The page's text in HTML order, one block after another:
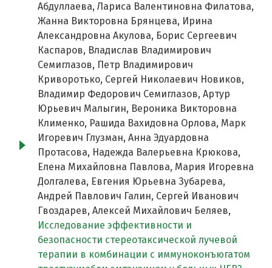
Абдуллаева, Лариса Валентиновна Филатова,
Жанна Викторовна Брянцева, Ирина
Александровна Акулова, Борис Сергеевич
Каспаров, Владислав Владимирович
Семиглазов, Петр Владимирович
Криворотько, Сергей Николаевич Новиков,
Владимир Федорович Семиглазов, Артур
Юрьевич Малыгин, Вероника Викторовна
Клименко, Рашида Вахидовна Орлова, Марк
Игоревич Глузман, Анна Эдуардовна
Протасова, Надежда Валерьевна Крюкова,
Елена Михайловна Павлова, Мария Игоревна
Долгалева, Евгения Юрьевна Зубарева,
Андрей Павлович Галин, Сергей Иванович
Гвоздарев, Алексей Михайлович Беляев,
Исследование эффективности и
безопасности стереотаксической лучевой
терапии в комбинации с иммуноконъюгатом